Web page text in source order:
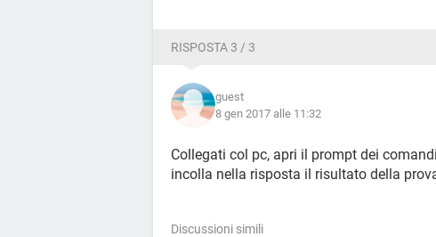
RISPOSTA 3 / 3
guest
8 gen 2017 alle 11:32
Collegati col pc, apri il prompt dei
incolla nella risposta il risultato della
Discussioni simili